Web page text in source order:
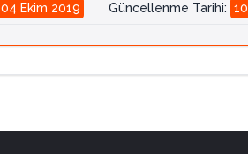
04 Ekim 2019 Güncellenme Tarihi: